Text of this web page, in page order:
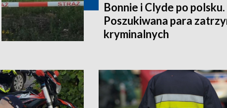
Bonnie i Clyde po polsku.
Poszukiwana para
kryminalnych